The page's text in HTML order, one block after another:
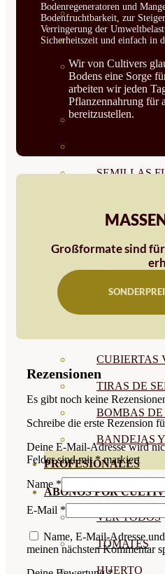
HORTALIZA
SEMILLAS
HOJA
SEMILLAS
SEMILLAS
SEMILLAS
SEMILLAS
CUBIERTAS
TIRAS DE
BOMBAS
BANDEJAS
PROFESIONALES
ABONOS POR
VER TODOS
TOMATES
HUERTO
Bodenregeneratoren und
Bodenfruchtbarkeit, zur
Verringerung der
Sicherheitszeit und einfach in
Wir von Cultivers
Bodens eine Sorge
arbeiten wir jeden
Pflanzennahrung für
bereitzustellen.
Großformate sind
Rezensionen
Es gibt noch keine
Schreibe die erste Rezension
Deine E-Mail-Adresse wird
Felder sind mit*markiert
Name *
E-Mail *
Name, E-Mail-Adresse
meinen nächsten Kommentar